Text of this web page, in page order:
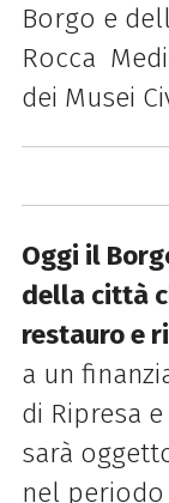
Borgo e
Rocca
dei Musei
Oggi il
della città
restauro e
a un
di Ripresa
sarà
nel periodo